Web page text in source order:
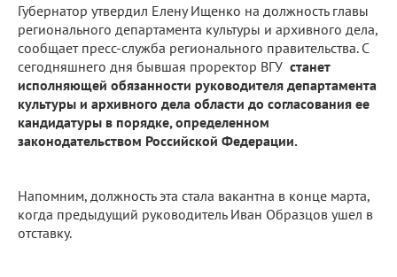
Губернатор утвердил Елену Ищенко на должность главы
регионального департамента культуры и архивного дела,
сообщает пресс-служба регионального правительства. С
сегодняшнего дня бывшая проректор ВГУ станет
исполняющей обязанности руководителя департамента
культуры и архивного дела области до согласования ее
кандидатуры в порядке, определенном
законодательством Российской Федерации.
Напомним, должность эта стала вакантна в конце марта,
когда предыдущий руководитель Иван Образцов ушел в
отставку.